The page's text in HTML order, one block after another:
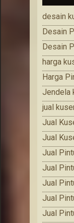
desain
Desain
Desain
harga
Harga
Jendela
jual
Jual
Jual
Jual
Jual
Jual
Jual
Jual